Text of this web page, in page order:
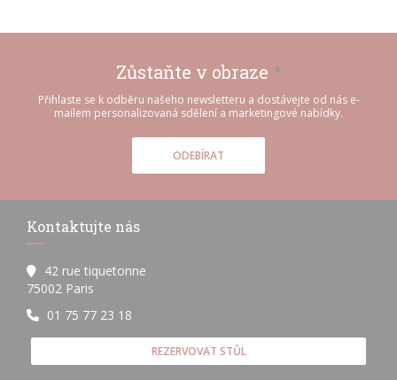
Zůstaňte v obraze *
Přihlaste se k odběru našeho newsletteru a dostávejte od nás e-
mailem personalizovaná sdělení a marketingové nabídky.
ODEBÍRAT
Kontaktujte nás
42 rue tiquetonne
75002 Paris
01 75 77 23 18
REZERVOVAT STŮL